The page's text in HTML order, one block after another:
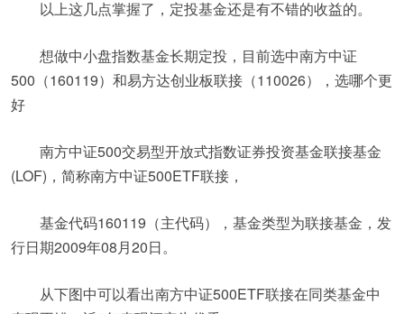
以上这几点掌握了，定投基金还是有不错的收益的。
想做中小盘指数基金长期定投，目前选中南方中证
500（160119）和易方达创业板联接（110026），选哪个更
好
南方中证500交易型开放式指数证券投资基金联接基金
(LOF)，简称南方中证500ETF联接，
基金代码160119（主代码），基金类型为联接基金，发
行日期2009年08月20日。
从下图中可以看出南方中证500ETF联接在同类基金中